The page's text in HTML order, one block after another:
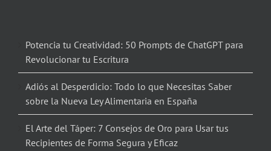
Potencia tu Creatividad: 50 Prompts de ChatGPT para
Revolucionar tu Escritura
Adiós al Desperdicio: Todo lo que Necesitas Saber
sobre la Nueva Ley Alimentaria en España
El Arte del Táper: 7 Consejos de Oro para Usar tus
Recipientes de Forma Segura y Eficaz